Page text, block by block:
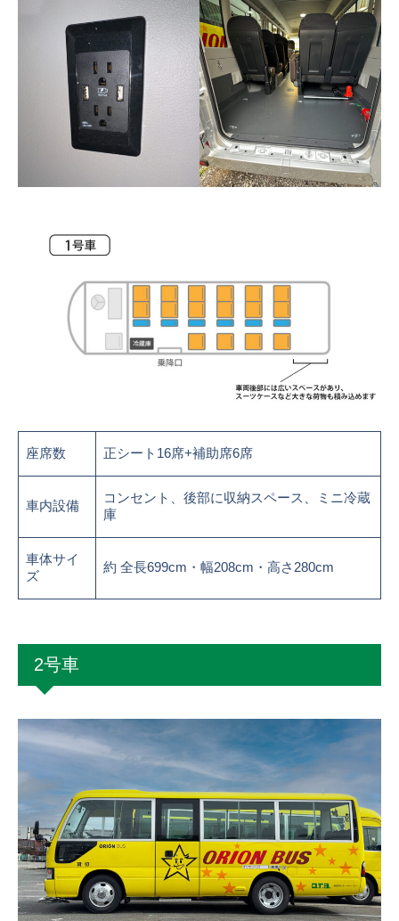
座席数 正シート16席+補助席6席
車内設備
コンセント、後部に収納スペース、ミニ冷蔵
庫
車体サイ
ズ
約 全長699cm・幅208cm・高さ280cm
2号車